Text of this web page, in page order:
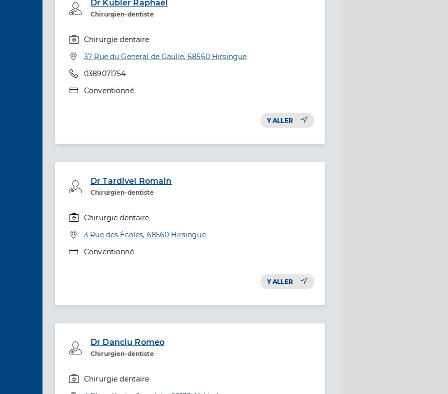
Dr Kubler Raphael
Chirurgien-dentiste
Professionel de santé
Chirurgie dentaire
Adresse
37 Rue du General de Gaulle, 68560 Hirsingue
Téléphone
0389071754
Type de convention
Conventionné
Y ALLER
Dr Tardivel Romain
Chirurgien-dentiste
Professionel de santé
Chirurgie dentaire
Adresse
3 Rue des Écoles, 68560 Hirsingue
Type de convention
Conventionné
Y ALLER
Dr Danciu Romeo
Chirurgien-dentiste
Professionel de santé
Chirurgie dentaire